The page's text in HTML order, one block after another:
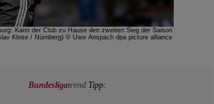
Kann der Club zu Hause den zweiten Sieg der Saison
Klose / Nürnberg) © Uwe Anspach dpa picture alliance
Bundesligatrend Tipp: